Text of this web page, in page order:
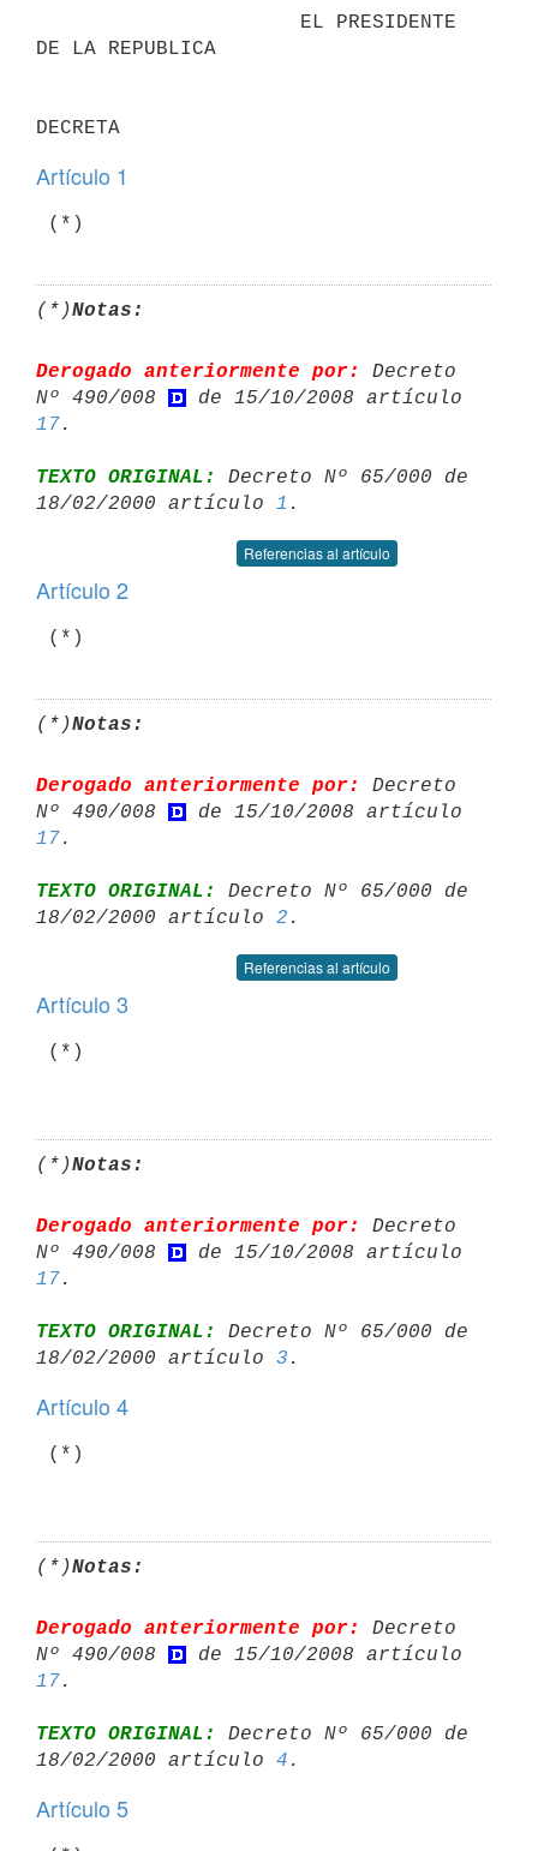
DE LA REPUBLICA
Artículo 1
(*)
(*)Notas:
Derogado anteriormente por:
Decreto
Nº 490/008
17
TEXTO ORIGINAL:
Decreto Nº 65/000 de
18/02/2000 artículo 1
Referencias al artículo
Artículo 2
(*)Notas:
Derogado anteriormente por:
Decreto
Nº 490/008
17
TEXTO ORIGINAL:
Decreto Nº 65/000 de
18/02/2000 artículo 2
Referencias al artículo
Artículo 3
(*)Notas:
Derogado anteriormente por:
Decreto
Nº 490/008
17
TEXTO ORIGINAL:
Decreto Nº 65/000 de
18/02/2000 artículo 3
Artículo 4
(*)Notas:
Derogado anteriormente por:
Decreto
Nº 490/008
17
TEXTO ORIGINAL:
Decreto Nº 65/000 de
18/02/2000 artículo 4
Artículo 5